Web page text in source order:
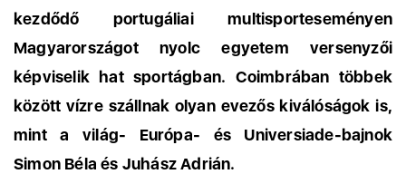
kezdődő portugáliai multisporteseményen
Magyarországot nyolc egyetem versenyzői
képviselik hat sportágban. Coimbrában többek
között vízre szállnak olyan evezős kiválóságok is,
mint a világ- Európa- és Universiade-bajnok
Simon Béla és Juhász Adrián.